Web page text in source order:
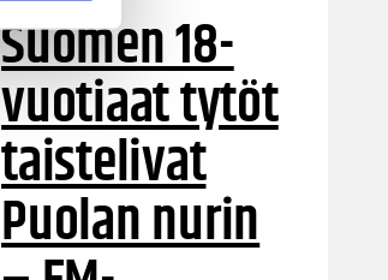
Suomen 18-
vuotiaat tytöt
taistelivat
Puolan nurin